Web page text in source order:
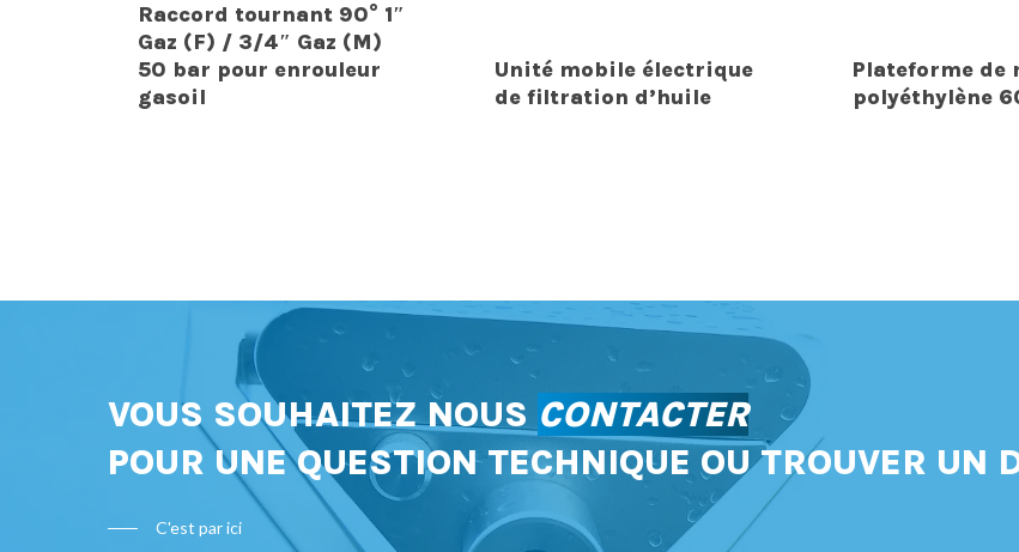
Raccord tournant 90° 1″
Gaz (F) / 3/4″ Gaz (M)
50 bar pour enrouleur
gasoil
Unité mobile électrique
de filtration d’huile
Plateforme de
polyéthylène
VOUS SOUHAITEZ NOUS CONTACTER
POUR UNE QUESTION TECHNIQUE OU TROUVER UN
C'est par ici